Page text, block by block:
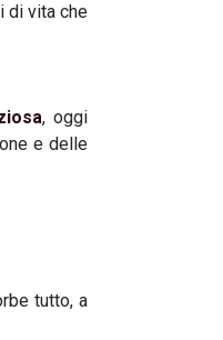
di vita che
, oggi
e delle
tutto, a